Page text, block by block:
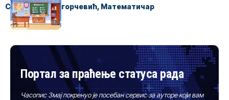
Снежана Црногорчевић, Математичар
Портал за праћење статуса рада
Часопис Змај покренуо је посебан сервис за ауторе који вам